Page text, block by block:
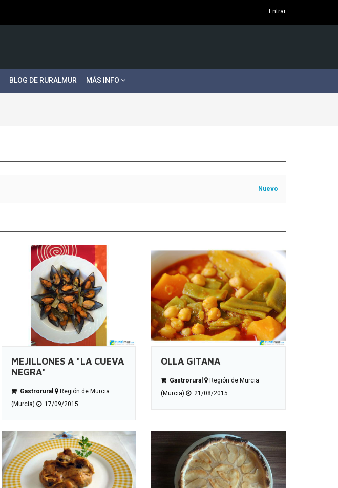
Entrar
BLOG DE RURALMUR MÁS INFO
Nuevo
MEJILLONES A "LA CUEVA
NEGRA"
Gastrorural
Región de Murcia
(Murcia)
17/09/2015
OLLA GITANA
Gastrorural
Región de Murcia
(Murcia)
21/08/2015